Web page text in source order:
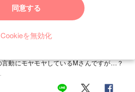
同意する
Cookieを無効化
のお下がりをやり取りすることってあり
さんには、上の子が小さいころから仲良
ある時、そのママ友が第2子を妊娠しま
動にモヤモヤしているMさんですが…？